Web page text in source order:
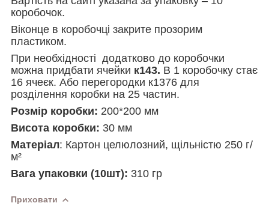
коробочок.
Віконце в коробочці закрите прозорим
пластиком.
При необхідності додатково до коробочки
можна придбати ячейки к143. В 1 коробочку стає
16 ячеєк. Або перегородки к1376 для
розділення коробки на 25 частин.
Розмір коробки: 200*200 мм
Висота коробки: 30 мм
Матеріал: Картон целюлозний, щільністю 250 г/
м²
Вага упаковки (10шт): 310 гр
Приховати